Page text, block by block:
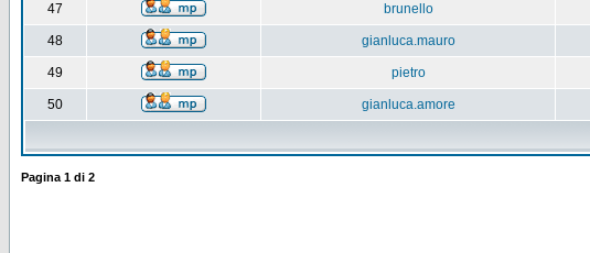
47 brunello
48 gianluca.mauro
49 pietro
50 gianluca.amore
Pagina 1 di 2